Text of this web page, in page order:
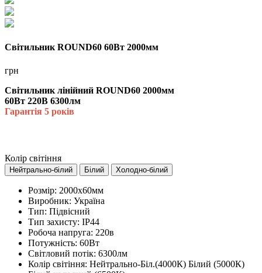
Світильник ROUND60 60Вт 2000мм
грн
Світильник лінійний ROUND60 2000мм
60Вт 220В 6300лм
Гарантія 5 років
Колір світіння
Нейтрально-білий Білий Холодно-білий
Розмір: 2000х60мм
Виробник: Україна
Тип: Підвісний
Тип захисту: IP44
Робоча напруга: 220в
Потужність: 60Вт
Світловий потік: 6300лм
Колір світіння: Нейтрально-Біл.(4000К) Білий (5000К)